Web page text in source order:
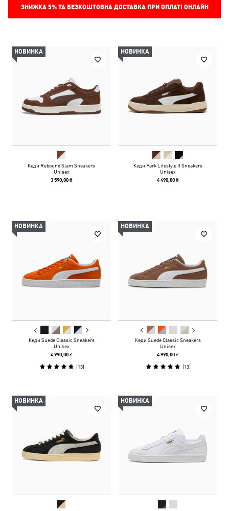
ЗНИЖКА 5%ТА БЕЗКОШТОВНА ДОСТАВКА ПРИ ОПЛАТІ ОНЛАЙН
НОВИНКА
Кеди Rebound Slam Sneakers
Unisex
3 590,00 ₴
НОВИНКА
Кеди Park Lifestyle II Sneakers
Unisex
4 490,00 ₴
НОВИНКА
Кеди Suede Classic Sneakers
Unisex
4 990,00 ₴
(13)
НОВИНКА
Кеди Suede Classic Sneakers
Unisex
4 990,00 ₴
(13)
НОВИНКА НОВИНКА